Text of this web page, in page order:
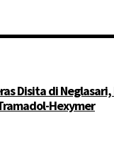
Disita di
Hexymer